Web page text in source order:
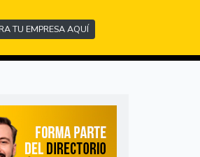
TU EMPRESA AQUÍ